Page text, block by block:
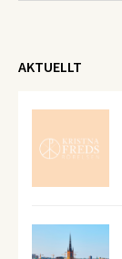
AKTUELLT